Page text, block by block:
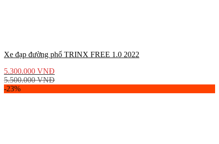
Xe đạp đường phố TRINX FREE 1.0 2022
5.300.000 VNĐ
5.500.000VNĐ
-23%